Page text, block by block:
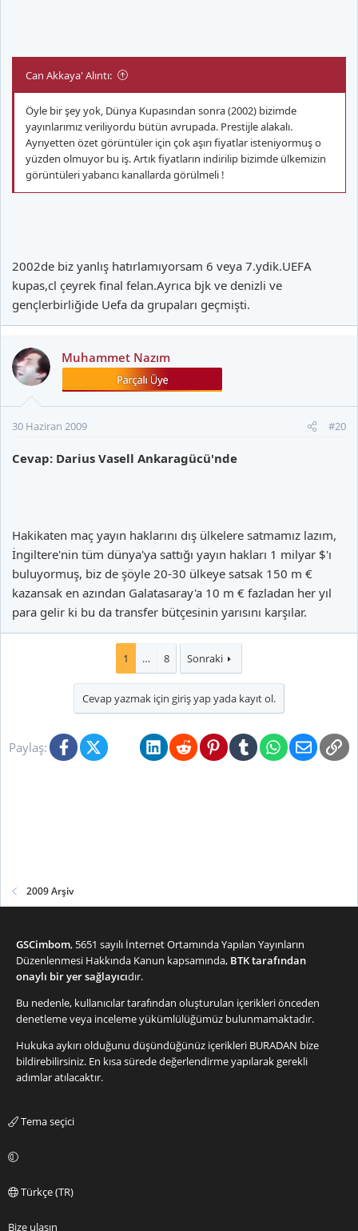
Can Akkaya' Alıntı:
Öyle bir şey yok, Dünya Kupasından sonra (2002) bizimde
yayınlarımız veriliyordu bütün avrupada. Prestijle alakalı.
Ayrıyetten özet görüntüler için çok aşırı fiyatlar isteniyormuş o
yüzden olmuyor bu iş. Artık fiyatların indirilip bizimde ülkemizin
görüntüleri yabancı kanallarda görülmeli !
2002de biz yanlış hatırlamıyorsam 6 veya 7.ydik.UEFA
kupas,cl çeyrek final felan.Ayrıca bjk ve denizli ve
gençlerbirliğide Uefa da grupaları geçmişti.
Muhammet Nazım
30 Haziran 2009 #20
Cevap: Darius Vasell Ankaragücü'nde
Hakikaten maç yayın haklarını dış ülkelere satmamız lazım,
İngiltere'nin tüm dünya'ya sattığı yayın hakları 1 milyar $'ı
buluyormuş, biz de şöyle 20-30 ülkeye satsak 150 m €
kazansak en azından Galatasaray'a 10 m € fazladan her yıl
para gelir ki bu da transfer bütçesinin yarısını karşılar.
1 … 8 Sonraki
Cevap yazmak için giriş yap yada kayıt ol.
Paylaş: FacebookX (Twitter)BlueskyLinkedInRedditPinterestTumblrWhatsApp
E-posta
2009 Arşiv
GSCimbom, 5651 sayılı İnternet Ortamında Yapılan Yayınların
Düzenlenmesi Hakkında Kanun kapsamında, BTK tarafından
onaylı bir yer sağlayıcıdır.
Bu nedenle, kullanıcılar tarafından oluşturulan içerikleri önceden
denetleme veya inceleme yükümlülüğümüz bulunmamaktadır.
Hukuka aykırı olduğunu düşündüğünüz içerikleri BURADAN bize
bildirebilirsiniz. En kısa sürede değerlendirme yapılarak gerekli
adımlar atılacaktır.
Tema seçici
Türkçe (TR)
Bize ulaşın